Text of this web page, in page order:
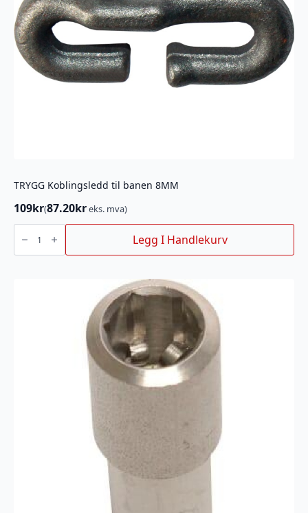
TRYGG Koblingsledd til banen 8MM
109kr(87.20kreks. mva)
TRYGG
Koblingsledd
banen
Legg I Handlekurv